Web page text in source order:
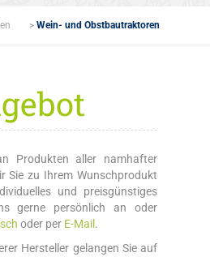
> Wein- und Obstbautraktoren
Produkten aller namhafter
Sie zu Ihrem Wunschprodukt
und preisgünstiges
gerne persönlich an oder
oder per E-Mail .
Hersteller gelangen Sie auf